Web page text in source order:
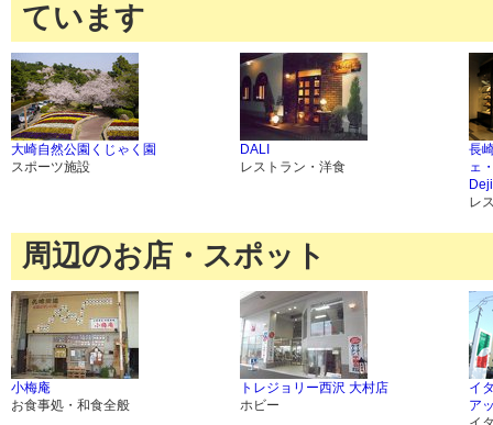
ています
大崎自然公園くじゃく園
スポーツ施設
DALI
レストラン・洋食
長
ェ
レ
周辺のお店・スポット
小梅庵
お食事処・和食全般
トレジョリー西沢 大村店
ホビー
イ
ア